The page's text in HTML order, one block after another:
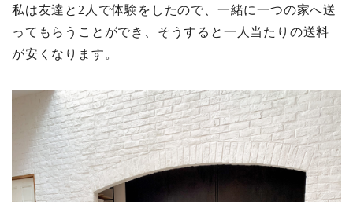
私は友達と2人で体験をしたので、一緒に一つの家へ送
ってもらうことができ、そうすると一人当たりの送料
が安くなります。